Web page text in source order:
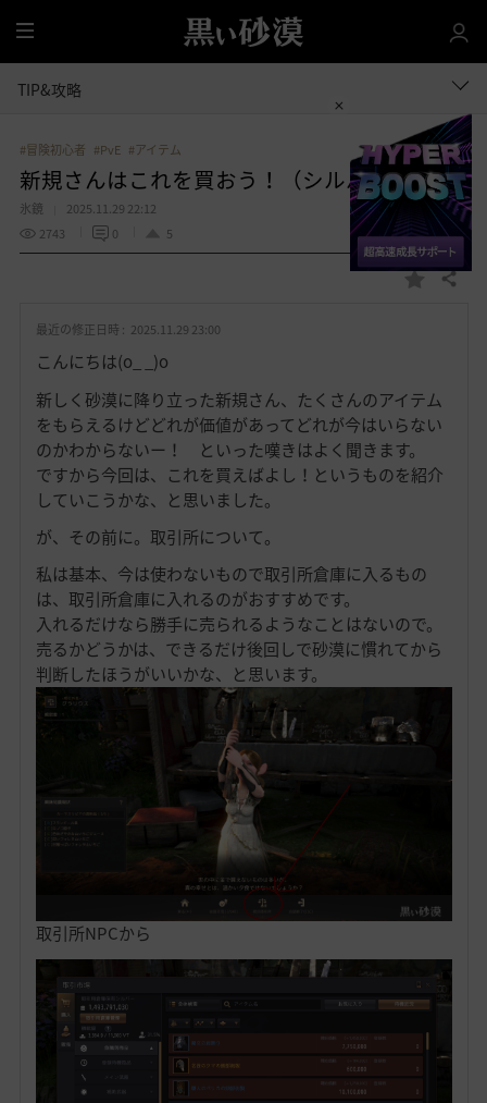
全
体
TIP&攻略
#冒険初心者 #PvE #アイテム
新規さんはこれを買おう！（シルバー品）
氷鏡
2025.11.29 22:12
2743
0 5
お
り
共有する
最近の修正日時 : 2025.11.29 23:00
こんにちは(o_ _)o
新しく砂漠に降り立った新規さん、たくさんのアイテム
をもらえるけどどれが価値があってどれが今はいらない
のかわからないー！ といった嘆きはよく聞きます。
ですから今回は、これを買えばよし！というものを紹介
していこうかな、と思いました。
が、その前に。取引所について。
私は基本、今は使わないもので取引所倉庫に入るもの
は、取引所倉庫に入れるのがおすすめです。
入れるだけなら勝手に売られるようなことはないので。
売るかどうかは、できるだけ後回しで砂漠に慣れてから
判断したほうがいいかな、と思います。
取引所NPCから